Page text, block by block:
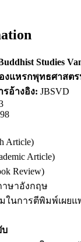
Studies
งแหรกพุทธศาสต
อ้างอิง: JBSVD
Article)
Article)
Review)
ษาอังกฤษ
ในการตีพิมพ์เผยแ
บ